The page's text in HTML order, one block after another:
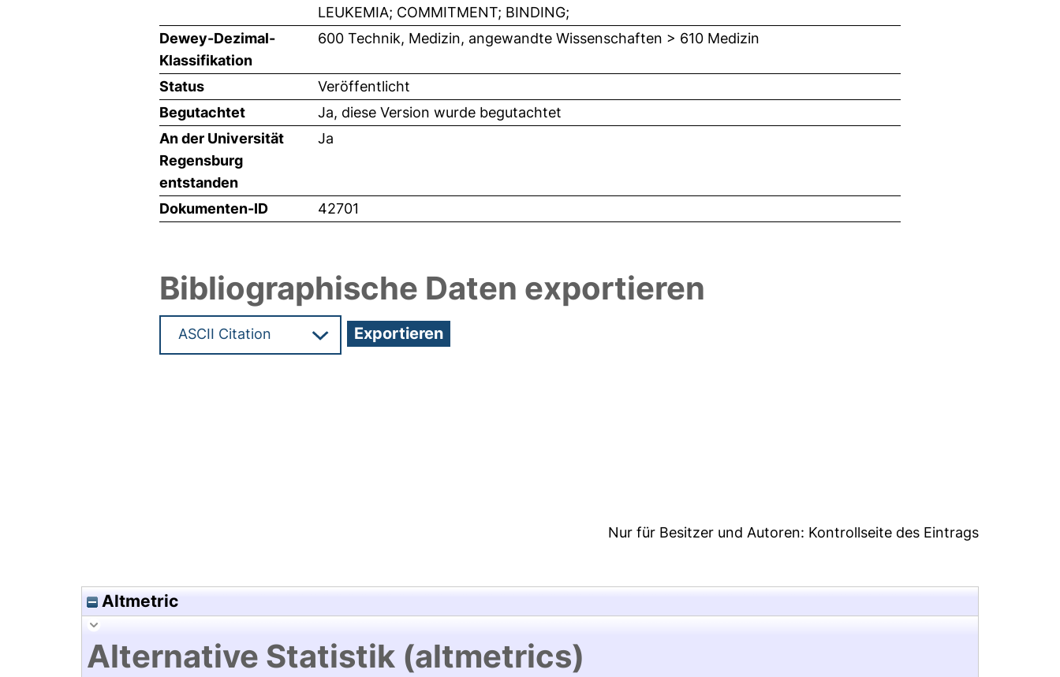
LEUKEMIA; COMMITMENT; BINDING;
Dewey-Dezimal-
Klassifikation
600 Technik, Medizin, angewandte Wissenschaften > 610 Medizin
Status
Veröffentlicht
Begutachtet
Ja, diese Version wurde begutachtet
An der Universität
Regensburg
entstanden
Ja
Dokumenten-ID 42701
Bibliographische Daten exportieren
Nur für Besitzer und Autoren: Kontrollseite des Eintrags
Altmetric
Alternative Statistik (altmetrics)